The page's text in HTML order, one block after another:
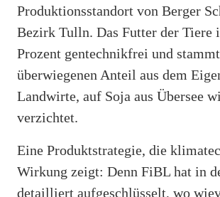
Produktionsstandort von Berger
Bezirk Tulln. Das Futter der Tiere
Prozent gentechnikfrei und
überwiegenen Anteil aus dem
Landwirte, auf Soja aus Übersee
verzichtet.
Eine Produktstrategie, die
Wirkung zeigt: Denn FiBL hat in
detailliert aufgeschlüsselt, wo